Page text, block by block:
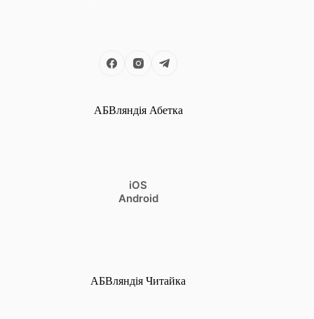
АБВляндія Абетка
iOS
Android
АБВляндія Читайка